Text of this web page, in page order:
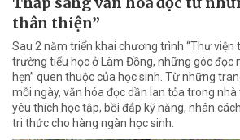
thân thiện”
Sau 2 năm triển khai chương trình “Thư viện
trường tiểu học ở Lâm Đồng, những góc đọc
hẹn” quen thuộc của học sinh. Từ những
mỗi ngày, văn hóa đọc dần lan tỏa trong
yêu thích học tập, bồi đắp kỹ năng, nhân
tri thức cho hàng ngàn học sinh.